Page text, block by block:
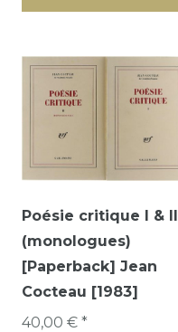
Poésie critique I & II
(monologues)
[Paperback] Jean
Cocteau [1983]
40,00 € *